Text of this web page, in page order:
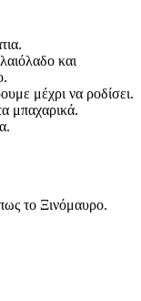
και
μέχρι να ροδίσει.
μπαχαρικά.
το Ξινόμαυρο.